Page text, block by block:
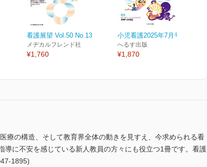
看護展望 Vol.50 No.13
メヂカルフレンド社
¥1,760
小児看護2025年7月号
へるす出版
¥1,870
の構造、そして教育界全体の動きを見すえ、今求められる看
に不安を感じている新人教員の方々にも役立つ1冊です。看護
1895)